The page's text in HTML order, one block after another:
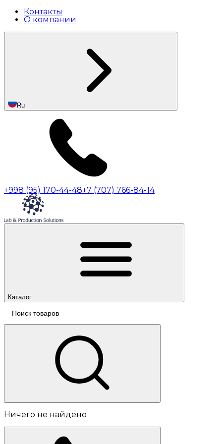
Контакты
О компании
Ru
+998 (95) 170-44-48+7 (707) 766-84-14
Каталог
Ничего не найдено